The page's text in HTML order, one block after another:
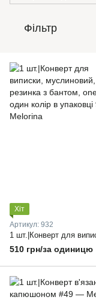
Фільтр
Хіт
Артикул: 932
510 грн/за одиницю